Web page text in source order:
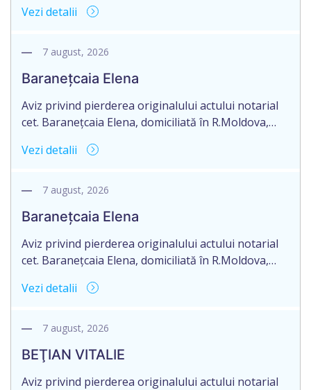
aduce la cunoștință pierderea originalului actului
nr.10516 din 01.08.2018 şi nr. 10494 din 01.08.2018,
mun.Orhei, str.V.Mahu nr.143/1 pe numele Doba
Iulia.
Vezi detalii
7 august, 2026
Baranețcaia Elena
Aviz privind pierderea originalului actului notarial
cet. Baranețcaia Elena, domiciliată în R.Moldova,
pierderea originalului actului notarial: contract de
autentificat de notarul Nimerenco Silvia.
Vezi detalii
7 august, 2026
Baranețcaia Elena
Aviz privind pierderea originalului actului notarial
cet. Baranețcaia Elena, domiciliată în R.Moldova,
pierderea originalului actului notarial: contract de
autentificat de notarul Nimerenco Silvia.
Vezi detalii
7 august, 2026
BEŢIAN VITALIE
Aviz privind pierderea originalului actului notarial